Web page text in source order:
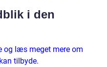
i den
og læs meget mere om
tilbyde.